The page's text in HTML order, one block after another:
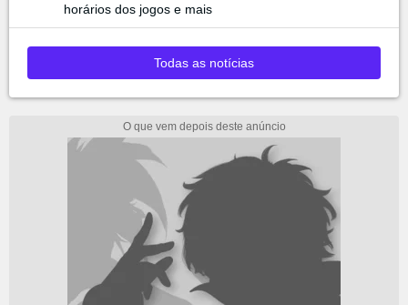
horários dos jogos e mais
Todas as notícias